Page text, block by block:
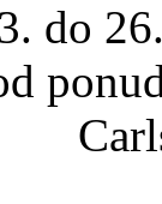
do